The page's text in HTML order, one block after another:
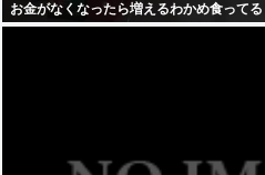
お金がなくなったら増えるわかめ食ってる